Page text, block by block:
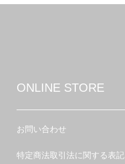
ONLINE STORE
お問い合わせ
特定商法取引法に関する表記